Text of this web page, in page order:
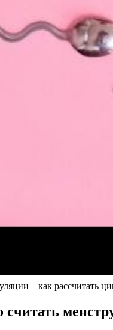
– как рассчитать
считать